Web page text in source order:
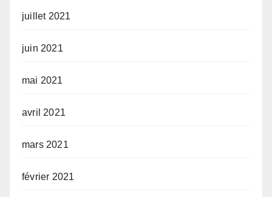
juillet 2021
juin 2021
mai 2021
avril 2021
mars 2021
février 2021